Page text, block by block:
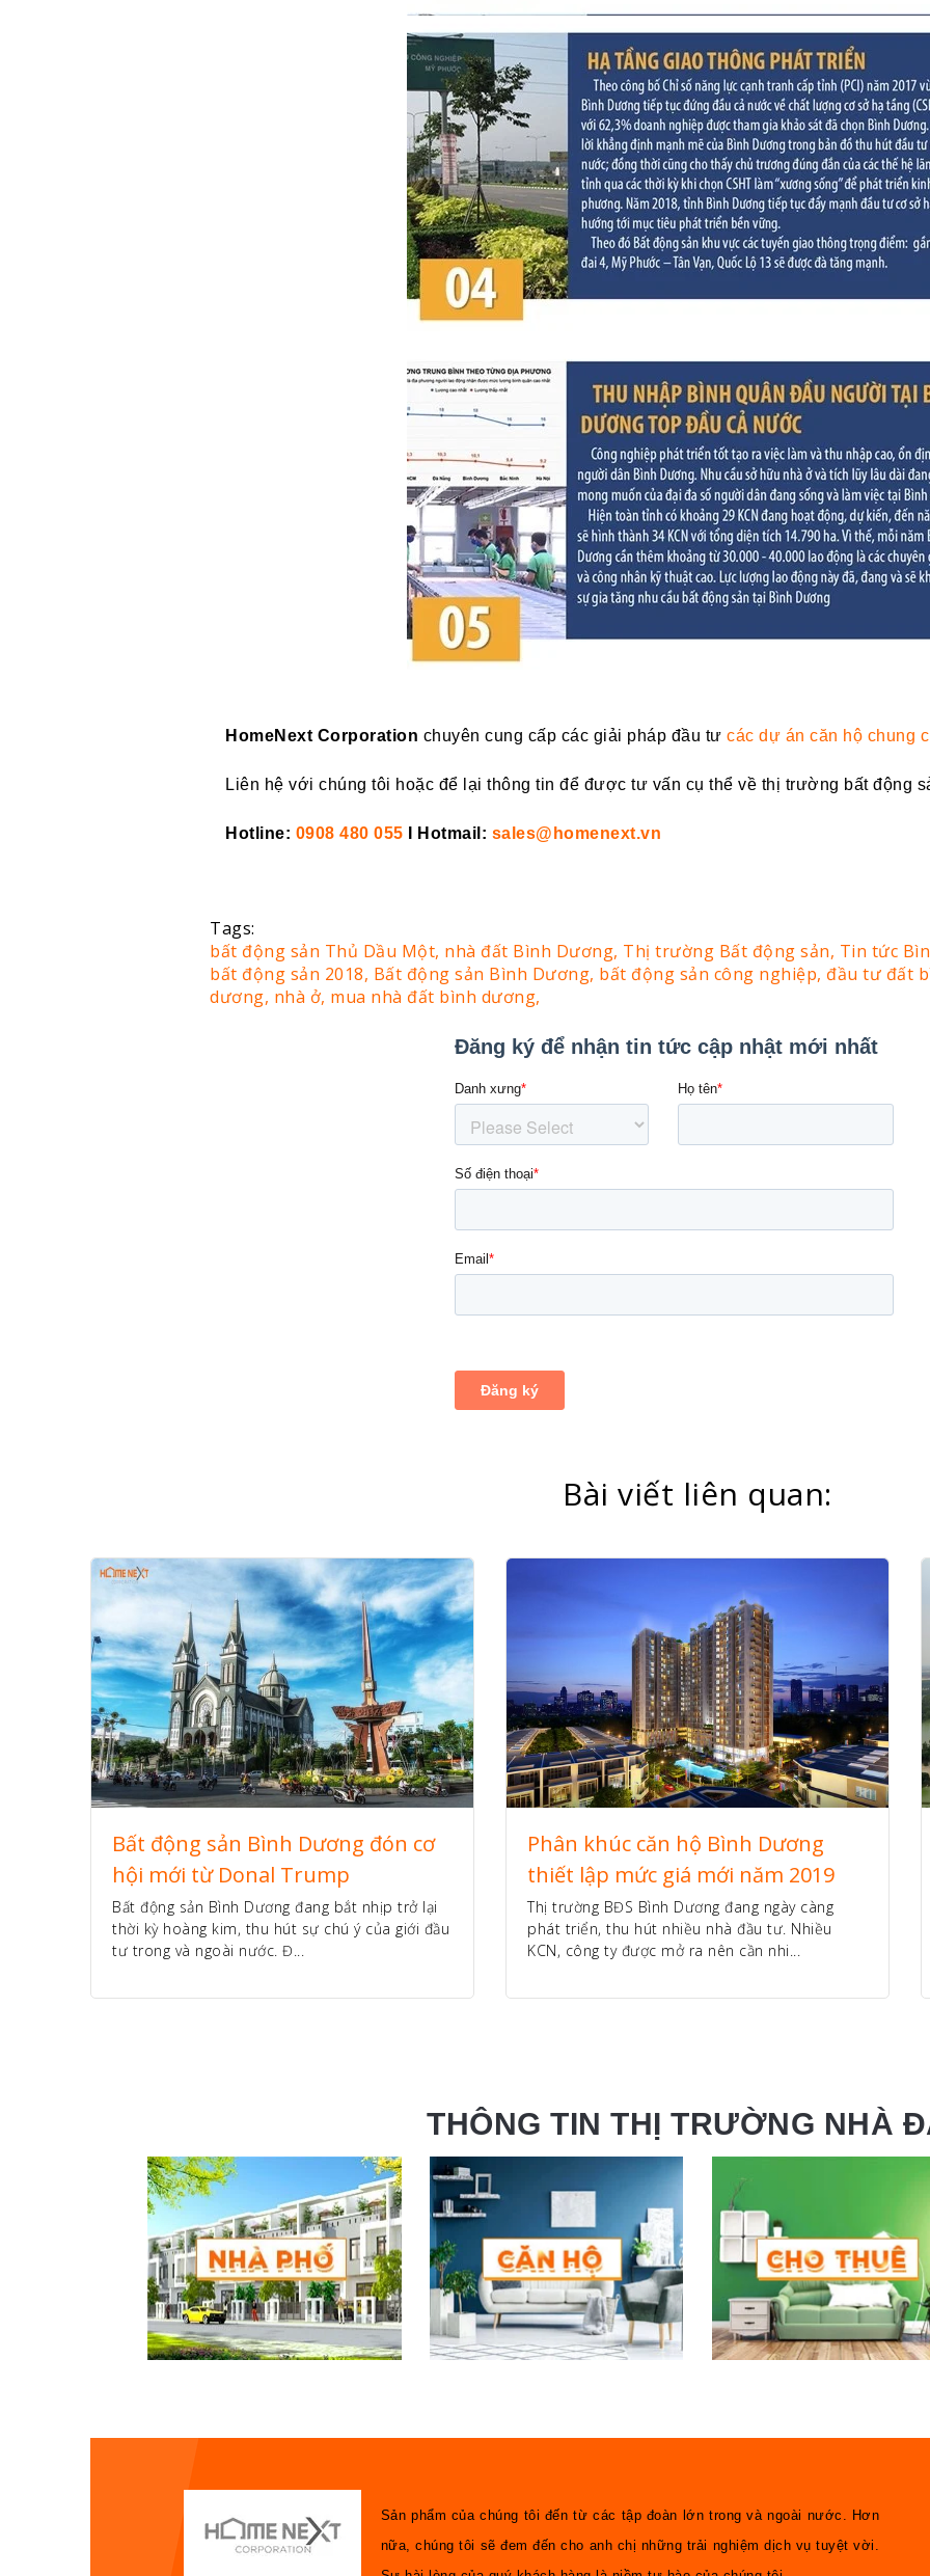
HomeNext Corporation chuyên cung cấp các giải pháp đầu tư các dự án căn hộ chung
Liên hệ với chúng tôi hoặc để lại thông tin để được tư vấn cụ thể về thị trường bất động
Hotline: 0908 480 055 Hotmail: sales@homenext.vn
Tags:
bất động sản Thủ Dầu Một, nhà đất Bình Dương, Thị trường Bất động sản, Tin tức
bất động sản 2018, Bất động sản Bình Dương, bất động sản công nghiệp, đầu tư đất
dương, nhà ở, mua nhà đất bình dương,
Bài viết liên quan:
Bất động sản Bình Dương đón cơ
hội mới từ Donal Trump
Bất động sản Bình Dương đang bắt nhịp trở lại
thời kỳ hoàng kim, thu hút sự chú ý của giới đầu
tư trong và ngoài nước. Đ...
Phân khúc căn hộ Bình Dương
thiết lập mức giá mới năm 2019
Thị trường BĐS Bình Dương đang ngày càng
phát triển, thu hút nhiều nhà đầu tư. Nhiều
KCN, công ty được mở ra nên cần nhi...
THÔNG TIN THỊ TRƯỜNG NHÀ
Sản phẩm của chúng tôi đến từ các tập đoàn lớn trong và ngoài nước. Hơn
nữa, chúng tôi sẽ đem đến cho anh chị những trải nghiệm dịch vụ tuyệt vời.